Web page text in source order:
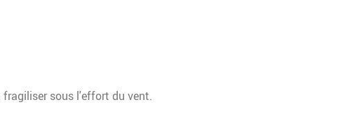
sous l'effort du vent.